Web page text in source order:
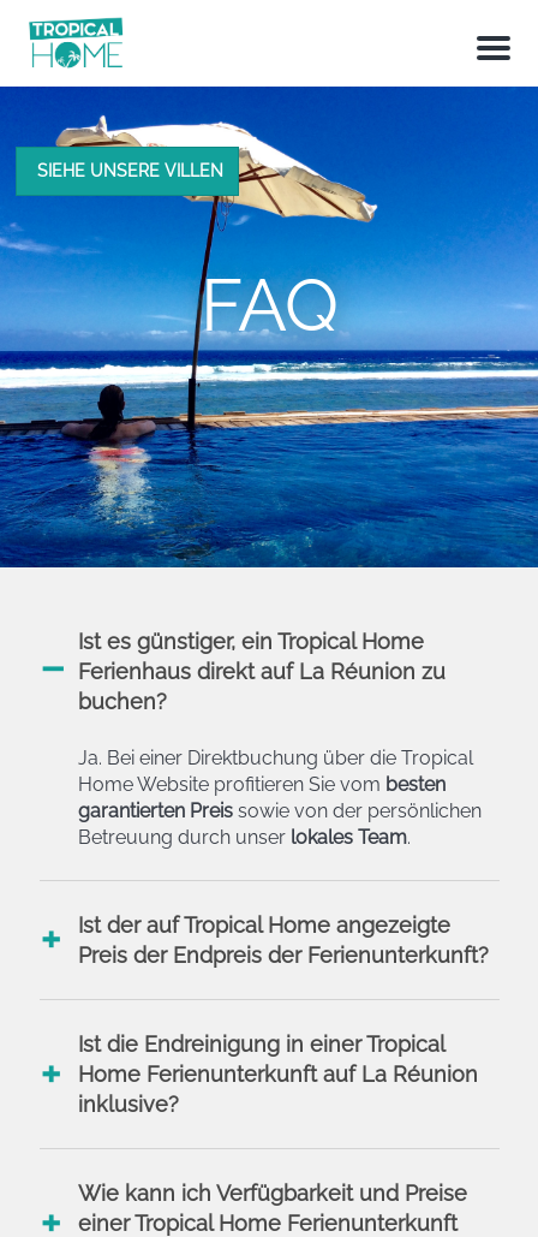
M
n
SIEHE UNSERE VILLEN
FAQ
Ist es günstiger, ein Tropical Home
Ferienhaus direkt auf La Réunion zu
buchen?
Ja. Bei einer Direktbuchung über die Tropical
Home Website profitieren Sie vom besten
garantierten Preissowie von der persönlichen
Betreuung durch unser lokales Team.
Ist der auf Tropical Home angezeigte
Preis der Endpreis der Ferienunterkunft?
Ist die Endreinigung in einer Tropical
Home Ferienunterkunft auf La Réunion
inklusive?
Wie kann ich Verfügbarkeit und Preise
einer Tropical Home Ferienunterkunft